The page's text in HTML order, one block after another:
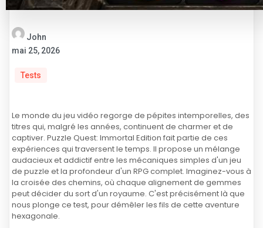
John
mai 25, 2026
Tests
Le monde du jeu vidéo regorge de pépites intemporelles, des
titres qui, malgré les années, continuent de charmer et de
captiver. Puzzle Quest: Immortal Edition fait partie de ces
expériences qui traversent le temps. Il propose un mélange
audacieux et addictif entre les mécaniques simples d'un jeu
de puzzle et la profondeur d'un RPG complet. Imaginez-vous à
la croisée des chemins, où chaque alignement de gemmes
peut décider du sort d'un royaume. C'est précisément là que
nous plonge ce test, pour démêler les fils de cette aventure
hexagonale.